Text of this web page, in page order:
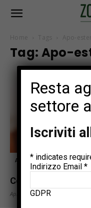
Home Tags Apo-
Tag: Apo-
Articoli tecnici
Come cambierà il
Aprile 11, 2021
Resta
settore
Iscriviti
* indicates
Indirizzo Email *
GDPR